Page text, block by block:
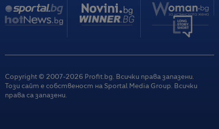
Copyright © 2007-2026 Profit.bg. Всички права запазени.
Този сайт е собственост на Sportal Media Group. Всички
права са запазени.